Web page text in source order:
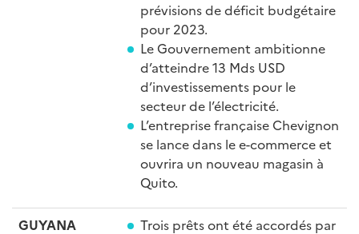
prévisions de déficit budgétaire
pour 2023.
Le Gouvernement ambitionne
d’atteindre 13 Mds USD
d’investissements pour le
secteur de l’électricité.
L’entreprise française Chevignon
se lance dans le e-commerce et
ouvrira un nouveau magasin à
Quito.
GUYANA
Trois prêts ont été accordés par